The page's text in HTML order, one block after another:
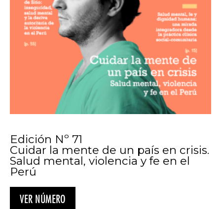
Edición Nº 71
Cuidar la mente de un país en crisis.
Salud mental, violencia y fe en el
Perú
VER NÚMERO